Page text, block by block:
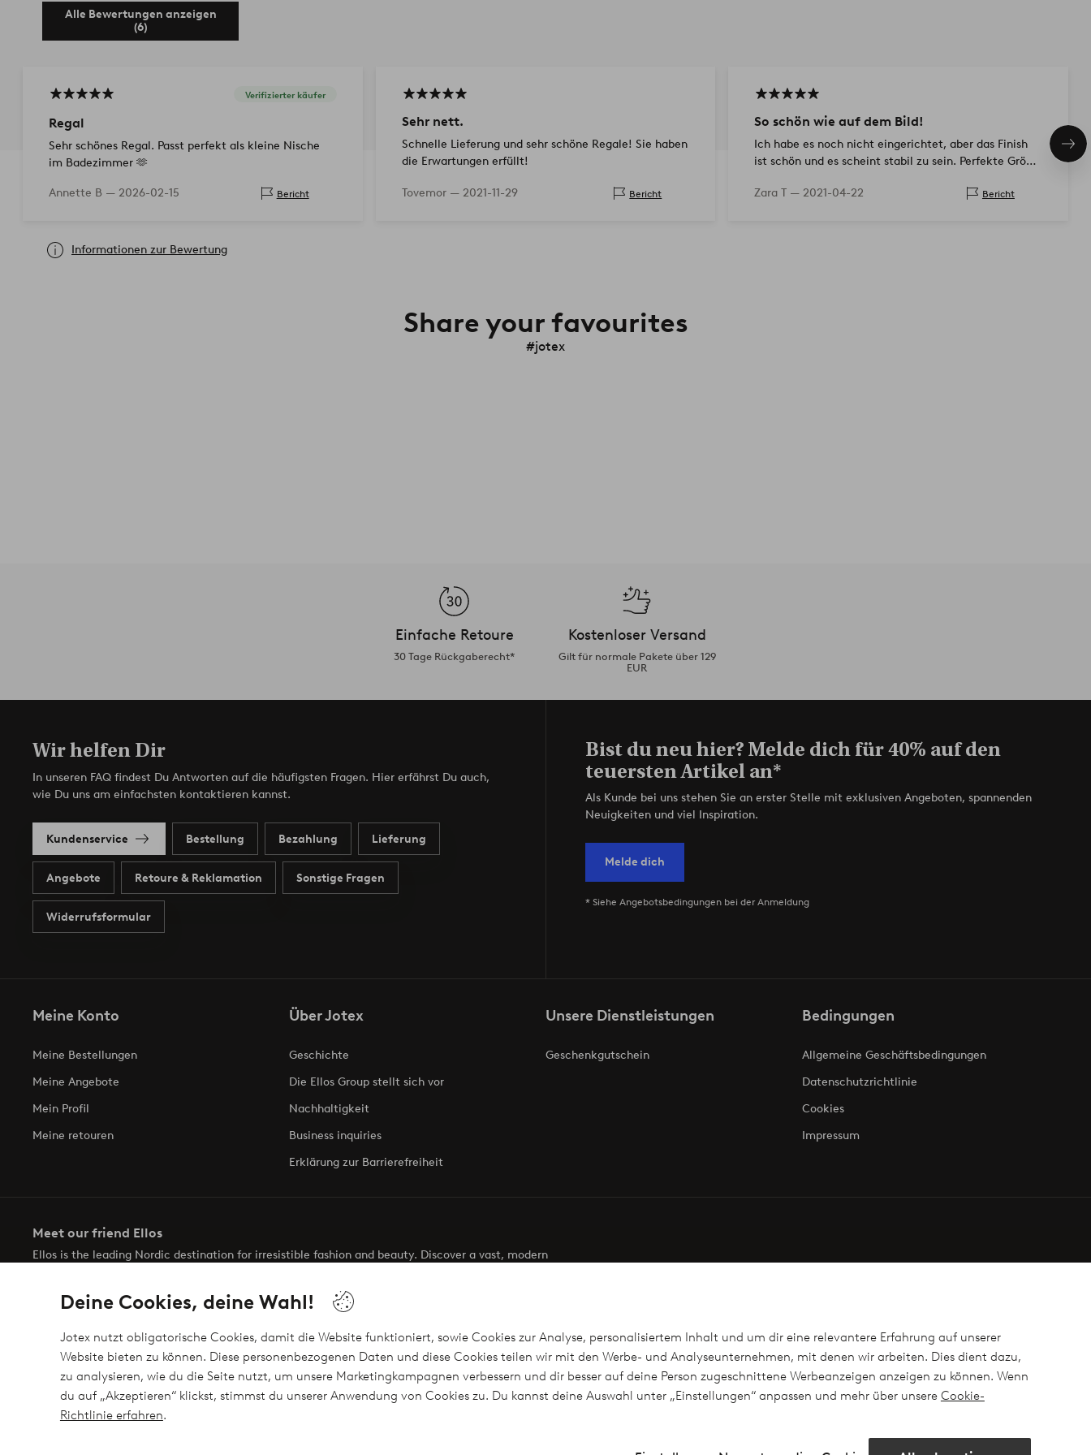
Deine Cookies, deine Wahl!
Jotex nutzt obligatorische Cookies, damit die Website funktioniert, sowie Cookies zur Analyse, personalisiertem Inhalt und um dir eine relevantere Erfahrung auf unserer
Website bieten zu können. Diese personenbezogenen Daten und diese Cookies teilen wir mit den Werbe- und Analyseunternehmen, mit denen wir arbeiten. Dies dient dazu,
zu analysieren, wie du die Seite nutzt, um unsere Marketingkampagnen verbessern und dir besser auf deine Person zugeschnittene Werbeanzeigen anzeigen zu können. Wenn
du auf „Akzeptieren“ klickst, stimmst du unserer Anwendung von Cookies zu. Du kannst deine Auswahl unter „Einstellungen“ anpassen und mehr über unsere Cookie-
Richtlinie erfahren.
Alle Bewertungen anzeigen
(6)
Verifizierter käufer
Regal
Sehr schönes Regal. Passt perfekt als kleine Nische
im Badezimmer 🫶
Annette B — 2026-02-15 Bericht
Sehr nett.
Schnelle Lieferung und sehr schöne Regale! Sie haben
die Erwartungen erfüllt!
Tovemor — 2021-11-29 Bericht
So schön wie auf dem Bild!
Ich habe es noch nicht eingerichtet, aber das Finish
ist schön und es scheint stabil zu sein. Perfekte Größe
Zara T — 2021-04-22 Bericht
Informationen zur Bewertung
Share your favourites
#jotex
Einfache Retoure
30 Tage Rückgaberecht*
Kostenloser Versand
Gilt für normale Pakete über 129
EUR
Wir helfen Dir
In unseren FAQ findest Du Antworten auf die häufigsten Fragen. Hier erfährst Du auch,
wie Du uns am einfachsten kontaktieren kannst.
Kundenservice Bestellung Bezahlung Lieferung
Angebote Retoure & Reklamation Sonstige Fragen
Widerrufsformular
Bist du neu hier? Melde dich für 40% auf den
teuersten Artikel an*
Als Kunde bei uns stehen Sie an erster Stelle mit exklusiven Angeboten, spannenden
Neuigkeiten und viel Inspiration.
Melde dich
* Siehe Angebotsbedingungen bei der Anmeldung
Meine Konto
Meine Bestellungen
Meine Angebote
Mein Profil
Meine retouren
Über Jotex
Geschichte
Die Ellos Group stellt sich vor
Nachhaltigkeit
Business inquiries
Erklärung zur Barrierefreiheit
Unsere Dienstleistungen
Geschenkgutschein
Bedingungen
Allgemeine Geschäftsbedingungen
Datenschutzrichtlinie
Cookies
Impressum
Meet our friend Ellos
Ellos is the leading Nordic destination for irresistible fashion and beauty. Discover a vast, modern
Sichere Zahlungen - Jetzt bezahlen oder aufteilen
Möchtest du mehr über unsere Zahlungsmöglichkeiten